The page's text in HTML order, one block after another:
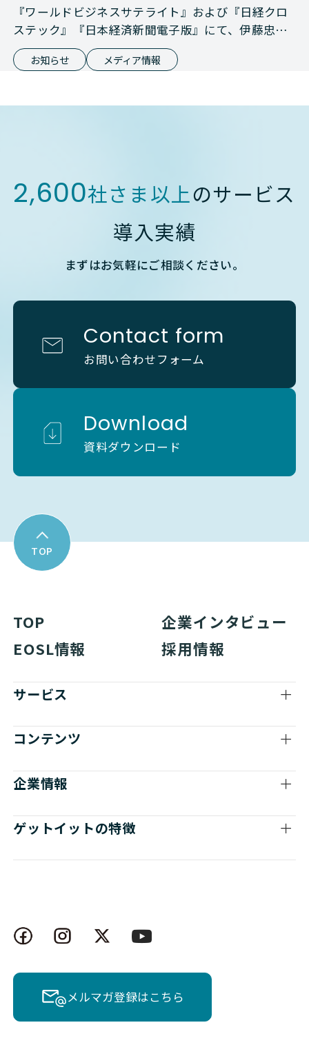
『ワールドビジネスサテライト』および『日経クロ
ステック』『日本経済新聞電子版』にて、伊藤忠商
事との資本業務提携が報じられました
お知らせ メディア情報
2,600社さま以上のサービス
導入実績
まずはお気軽にご相談ください。
Contact form
お問い合わせフォーム
Download
資料ダウンロード
TOP
TOP
企業インタビュー
EOSL情報
採用情報
サービス
コンテンツ
企業情報
ゲットイットの特徴
メルマガ登録はこちら